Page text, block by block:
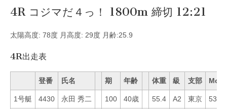
4R コジマだ４っ！ 1800m 締切 12:21
太陽高度: 78度 月高度: 29度 月齢:25.9
4R出走表
登番 氏名 期 年齢 体重 級 支部 Mo
1号艇 4430 永田 秀二 100 40歳 55.4 A2 東京 53